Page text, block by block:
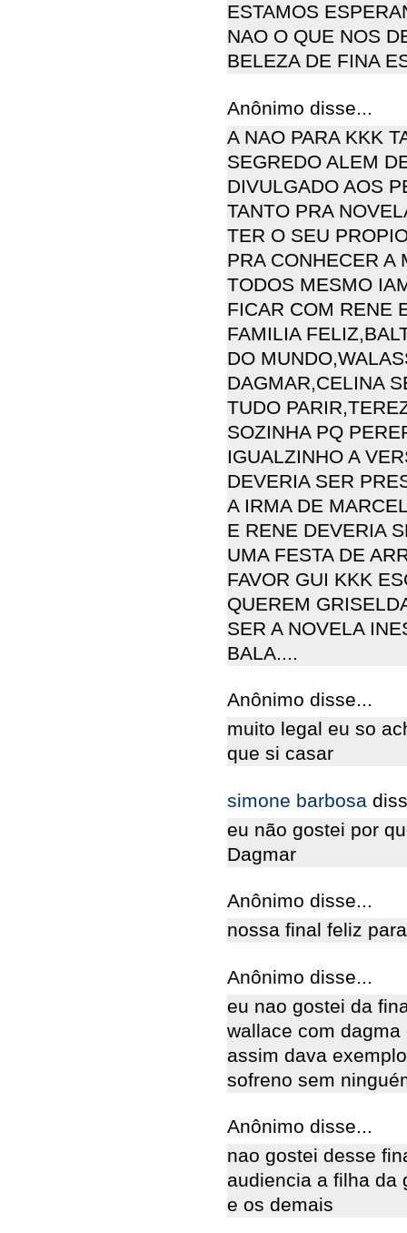
ESTAMOS
NAO O QUE NOS
BELEZA DE FINA
Anônimo disse...
A NAO PARA KKK
SEGREDO ALEM
DIVULGADO AOS
TANTO PRA
TER O SEU
PRA CONHECER A
TODOS MESMO
FICAR COM RENE
FAMILIA
DO
DAGMAR,CELINA
TUDO
SOZINHA PQ
IGUALZINHO A
DEVERIA SER
A IRMA DE
E RENE DEVERIA
UMA FESTA DE
FAVOR GUI KKK
QUEREM
SER A NOVELA
BALA....
Anônimo disse...
muito legal eu so
que si casar
simone barbosa
eu não gostei por
Dagmar
Anônimo disse...
nossa final feliz
Anônimo disse...
eu nao gostei da
wallace com
assim dava
sofreno sem
Anônimo disse...
nao gostei desse
audiencia a filha da
e os demais